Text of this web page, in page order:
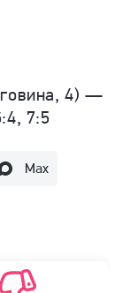
4) —
7:5
Max